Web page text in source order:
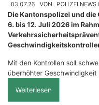
03.07.26 VON POLIZEI.NEWS
Die Kantonspolizei und
6. bis 12. Juli 2026 im
Mit den Kontrollen soll
überhöhter
Weiterlesen